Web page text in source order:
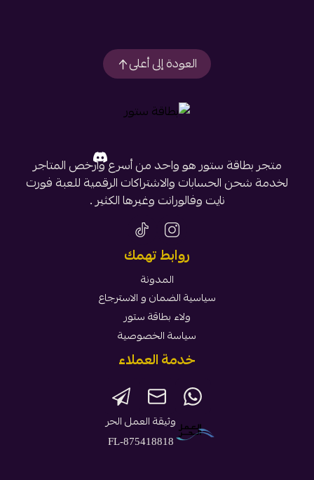
العودة إلى أعلى
متجر بطاقة ستور هو واحد من أسرع وأرخص المتاجر
لخدمة شحن الحسابات والاشتراكات الرقمية للعبة فورت
نايت وفالورانت وغيرها الكثير .
روابط تهمك
المدونة
سياسية الضمان و الاسترجاع
ولاء بطاقة ستور
سياسة الخصوصية
خدمة العملاء
وثيقة العمل الحر
FL-875418818